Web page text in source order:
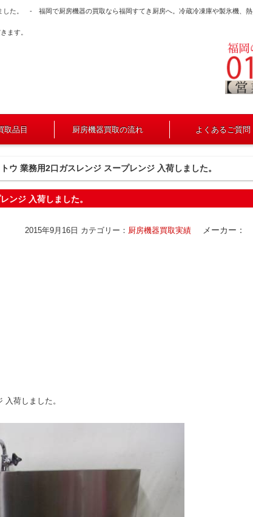
した。 - 福岡で厨房機器の買取なら福岡すてき厨房へ。冷蔵冷凍庫や製氷機、熱
ます。
取品目 厨房機器買取の流れ よくあるご質問
ウ 業務用2口ガスレンジ スープレンジ 入荷しました。
ンジ 入荷しました。
2015年9月16日 カテゴリー： 厨房機器買取実績 メーカー：
荷しました。